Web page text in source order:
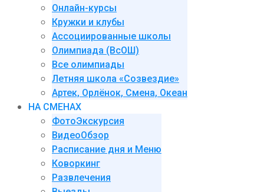
Онлайн-курсы
Кружки и клубы
Ассоциированные школы
Олимпиада (ВсОШ)
Все олимпиады
Летняя школа «Созвездие»
Артек, Орлёнок, Смена, Океан
НА СМЕНАХ
ФотоЭкскурсия
ВидеоОбзор
Расписание дня и Меню
Коворкинг
Развлечения